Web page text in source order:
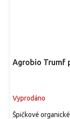
Agrobio Trumf
Vyprodáno
Špičkové